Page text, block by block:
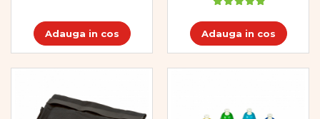
Adauga in cos Adauga in cos